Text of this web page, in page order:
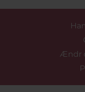
Ændr